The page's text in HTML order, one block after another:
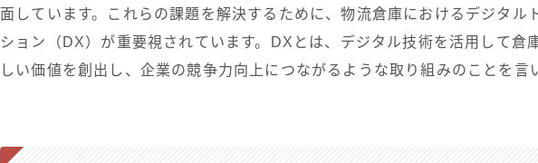
面しています。これらの課題を解決するために、物流倉庫におけるデジタル
ション（DX）が重要視されています。DXとは、デジタル技術を活用して倉
しい価値を創出し、企業の競争力向上につながるような取り組みのことを言